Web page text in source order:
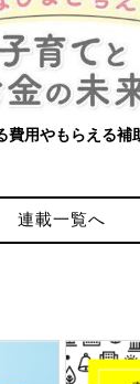
用やもらえる補
連載一覧へ